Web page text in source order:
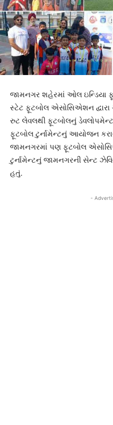
જામનગર શહેરમાં ઓલ ઇન્ડિયા
સ્ટેટ ફૂટબોલ એસોસિએશન દ્વારા
રુટ લેવલથી ફૂટબોલનું
ફૂટબોલ ટુર્નામેન્ટનું આયોજન
જામનગરમાં પણ ફૂટબોલ
ટુર્નામેન્ટનું જામનગરની સેન્ટ
હતું.
-